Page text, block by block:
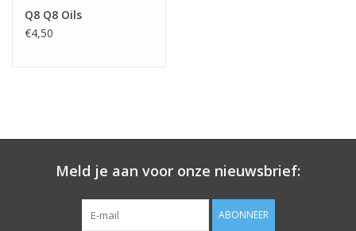
Q8 Q8 Oils
€4,50
Meld je aan voor onze nieuwsbrief:
ABONNEER